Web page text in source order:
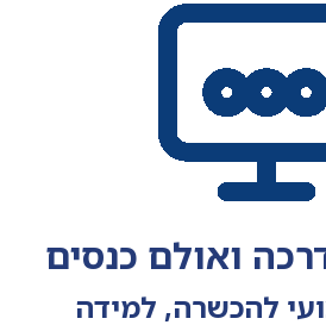
ואולם כנסים
להכשרה, למידה